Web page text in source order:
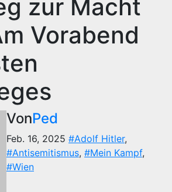
zur Macht
Vorabend
VonPed
Feb. 16, 2025 #Adolf Hitler,
#Antisemitismus, #Mein Kampf,
#Wien